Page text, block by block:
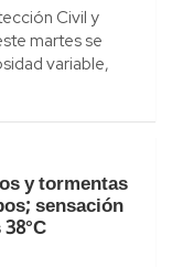
Civil y
martes se
variable,
y tormentas
sensación